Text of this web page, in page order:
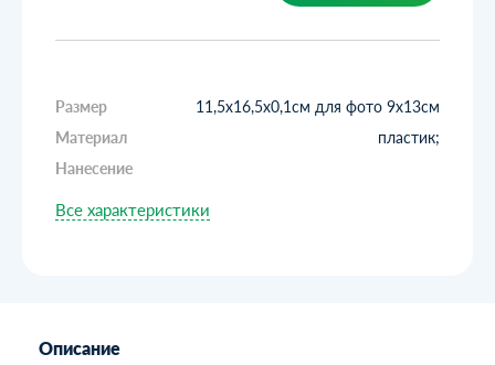
Размер
11,5х16,5х0,1см для фото 9х13см
Материал
пластик;
Нанесение
Все характеристики
Описание